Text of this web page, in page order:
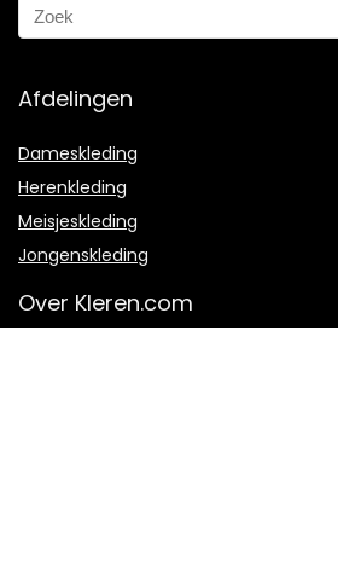
Afdelingen
Dameskleding
Herenkleding
Meisjeskleding
Jongenskleding
Over Kleren.com